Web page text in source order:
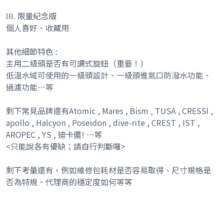
III. 限量紀念版
個人喜好、收藏用
其他細節特色 :
主用二級頭是否有可調式旋鈕（重要！）
低溫水域可使用的一級頭設計、一級頭進氣口防潑水功能、
過濾功能…等
剩下常見品牌還有Atomic , Mares , Bism , TUSA , CRESSI ,
apollo , Halcyon , Poseidon , dive-rite , CREST , IST ,
AROPEC , YS , 迪卡儂! …等
<只能說各有優缺；請自行判斷囉>
剩下考量還有，例如維修包耗材是否容易取得、尺寸規格是
否為特規、代理商的穩定度如何等等